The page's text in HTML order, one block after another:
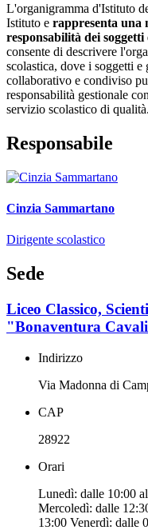
L'organigramma d'Istituto
Istituto e rappresenta una
responsabilità dei
consente di descrivere
scolastica, dove i soggetti
collaborativo e condiviso
responsabilità gestionale
servizio scolastico di qualità.
Responsabile
Cinzia Sammartano
Dirigente scolastico
Sede
Liceo Classico,
"Bonaventura
Indirizzo
Via Madonna di
CAP
28922
Orari
Lunedì: dalle 10:00
Mercoledì: dalle
13:00 Venerdì: dalle